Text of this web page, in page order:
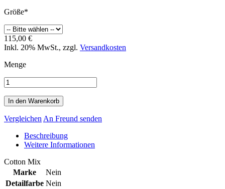
Größe*
115,00 €
Inkl. 20% MwSt., zzgl. Versandkosten
Menge
In den Warenkorb
Vergleichen An Freund senden
Beschreibung
Weitere Informationen
Cotton Mix
Marke
Nein
Detailfarbe Nein